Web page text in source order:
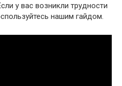
у вас возникли трудности
нашим гайдом.